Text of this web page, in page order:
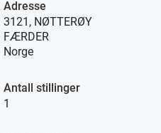
Adresse
3121, NØTTERØY
FÆRDER
Norge
Antall stillinger
1